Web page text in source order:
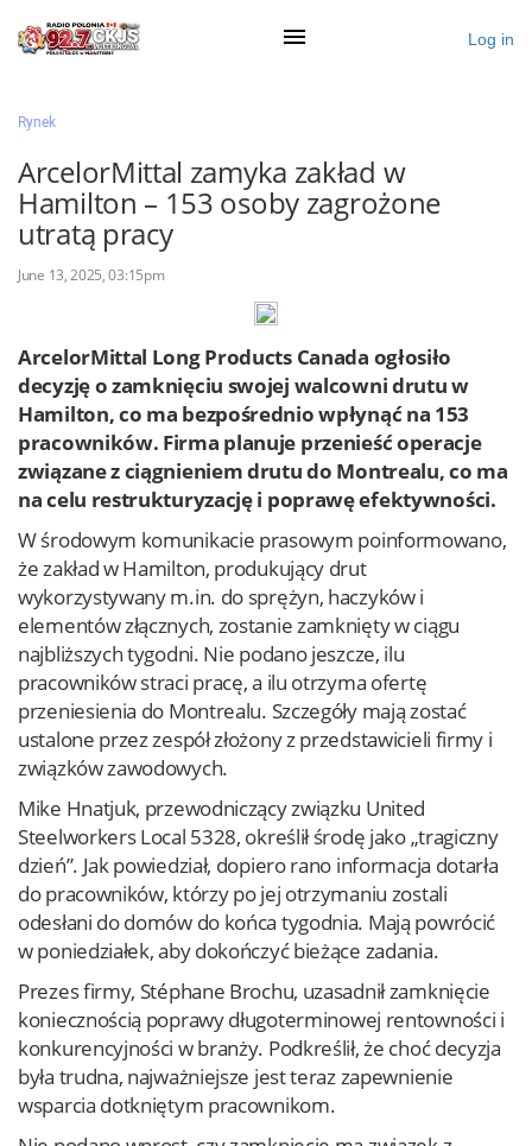
Ogłoś się
Działy
Zaloguj przez Clascal
Log in
Rynek
ArcelorMittal zamyka zakład w
Hamilton – 153 osoby zagrożone
utratą pracy
June 13, 2025, 03:15pm
ArcelorMittal Long Products Canada ogłosiło
decyzję o zamknięciu swojej walcowni drutu w
Hamilton, co ma bezpośrednio wpłynąć na 153
pracowników. Firma planuje przenieść operacje
związane z ciągnieniem drutu do Montrealu, co ma
na celu restrukturyzację i poprawę efektywności.
W środowym komunikacie prasowym poinformowano,
że zakład w Hamilton, produkujący drut
wykorzystywany m.in. do sprężyn, haczyków i
elementów złącznych, zostanie zamknięty w ciągu
najbliższych tygodni. Nie podano jeszcze, ilu
pracowników straci pracę, a ilu otrzyma ofertę
przeniesienia do Montrealu. Szczegóły mają zostać
ustalone przez zespół złożony z przedstawicieli firmy i
związków zawodowych.
Mike Hnatjuk, przewodniczący związku United
Steelworkers Local 5328, określił środę jako „tragiczny
dzień”. Jak powiedział, dopiero rano informacja dotarła
do pracowników, którzy po jej otrzymaniu zostali
odesłani do domów do końca tygodnia. Mają powrócić
w poniedziałek, aby dokończyć bieżące zadania.
Prezes firmy, Stéphane Brochu, uzasadnił zamknięcie
koniecznością poprawy długoterminowej rentowności i
konkurencyjności w branży. Podkreślił, że choć decyzja
była trudna, najważniejsze jest teraz zapewnienie
wsparcia dotkniętym pracownikom.